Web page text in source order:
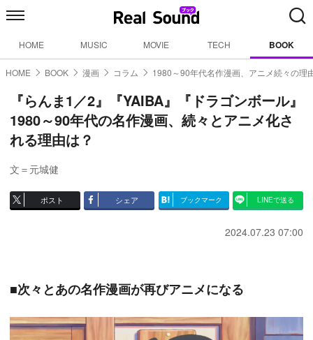
HOME MUSIC MOVIE TECH BOOK
HOME BOOK 漫画 コラム 1980～90年代名作漫画、アニメ続々の理
『らんま1／2』『YAIBA』『ドラゴンボール』
1980～90年代の名作漫画、続々とアニメ化さ
れる理由は？
文＝元城健
ポスト シェア ブックマーク LINEで送る
2024.07.23 07:00
■次々とあの名作漫画が再びアニメになる